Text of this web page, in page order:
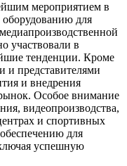
мероприятием в
для
участвовали в
тенденции. Кроме
и представителями
и внедрения
Особое внимание
видеопроизводства,
и спортивных
для
успешную